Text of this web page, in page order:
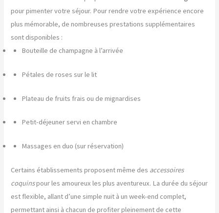
pour pimenter votre séjour. Pour rendre votre expérience encore
plus mémorable, de nombreuses prestations supplémentaires
sont disponibles :
Bouteille de champagne à l’arrivée
Pétales de roses sur le lit
Plateau de fruits frais ou de mignardises
Petit-déjeuner servi en chambre
Massages en duo (sur réservation)
Certains établissements proposent même des accessoires
coquinspour les amoureux les plus aventureux. La durée du séjour
est flexible, allant d’une simple nuit à un week-end complet,
permettant ainsi à chacun de profiter pleinement de cette